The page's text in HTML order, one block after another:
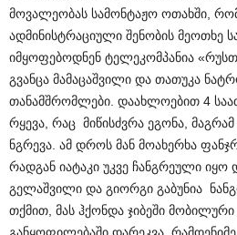
მოვალეობას სამონტაჟო ოთახში,
ადმინისტრაციული შენობის მეოთხე
იმყოფებოდნენ ტელეკომპანია
გვანცა მამაცაშვილი და თათუკა
თანამშრომლები. დაახლოებით 4
რყევა, რაც მიწისძვრა ეგონა,
ნგრევა. ამ დროს მან მოახერხა
რადგან იატაკი უკვე ჩანგრეული იყო
გელაშვილი და გიორგი გაბუნია
თქმით, მას ჰქონდა ჯიბეში